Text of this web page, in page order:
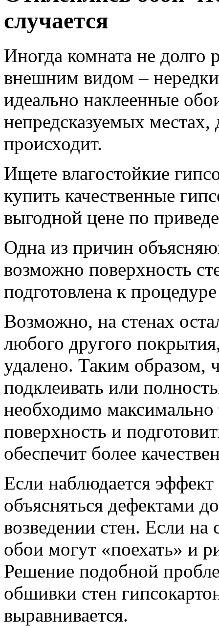
случается
Иногда комната не долго
внешним видом – нередки
идеально наклеенные
непредсказуемых местах,
происходит.
Ищете влагостойкие
купить качественные
выгодной цене по
Одна из причин
возможно поверхность
подготовлена к
Возможно, на стенах
любого другого
удалено. Таким образом,
подклеивать или
необходимо максимально
поверхность и
обеспечит более
Если наблюдается
объясняться дефектами
возведении стен. Если
обои могут «поехать» и
Решение подобной
обшивки стен
выравнивается.